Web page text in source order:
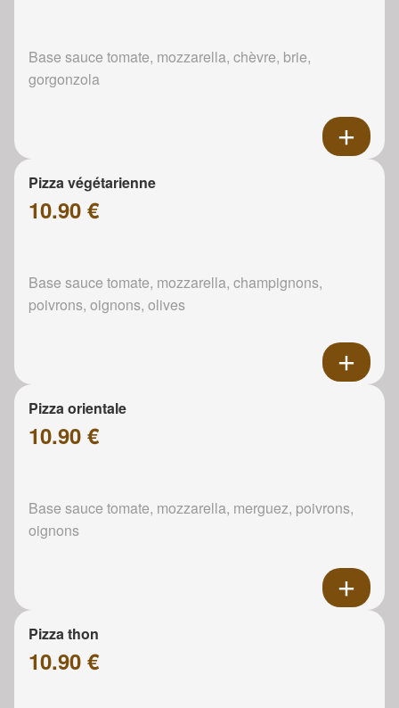
Base sauce tomate, mozzarella, chèvre, brie,
gorgonzola
Pizza végétarienne
10.90 €
Base sauce tomate, mozzarella, champignons,
poivrons, oignons, olives
Pizza orientale
10.90 €
Base sauce tomate, mozzarella, merguez, poivrons,
oignons
Pizza thon
10.90 €